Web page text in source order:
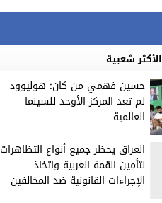
الأكثر شعبية
حسين فهمي من كان: هوليوود
لم تعد المركز الأوحد للسينما
العالمية
العراق يحظر جميع أنواع التظاهرات
لتأمين القمة العربية واتخاذ
الإجراءات القانونية ضد المخالفين